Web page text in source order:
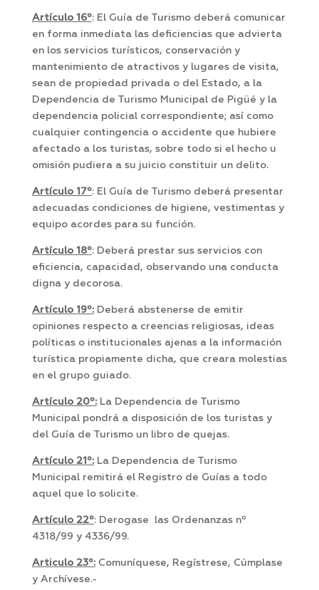
Artículo 16º: El Guía de Turismo deberá comunicar
en forma inmediata las deficiencias que advierta
en los servicios turísticos, conservación y
mantenimiento de atractivos y lugares de visita,
sean de propiedad privada o del Estado, a la
Dependencia de Turismo Municipal de Pigüé y la
dependencia policial correspondiente; así como
cualquier contingencia o accidente que hubiere
afectado a los turistas, sobre todo si el hecho u
omisión pudiera a su juicio constituir un delito.
Artículo 17º: El Guía de Turismo deberá presentar
adecuadas condiciones de higiene, vestimentas y
equipo acordes para su función.
Artículo 18º: Deberá prestar sus servicios con
eficiencia, capacidad, observando una conducta
digna y decorosa.
Artículo 19º:Deberá abstenerse de emitir
opiniones respecto a creencias religiosas, ideas
políticas o institucionales ajenas a la información
turística propiamente dicha, que creara molestias
en el grupo guiado.
Artículo 20º:La Dependencia de Turismo
Municipal pondrá a disposición de los turistas y
del Guía de Turismo un libro de quejas.
Artículo 21º:La Dependencia de Turismo
Municipal remitirá el Registro de Guías a todo
aquel que lo solicite.
Artículo 22º: Derogase las Ordenanzas nº
4318/99 y 4336/99.
Articulo 23º:Comuníquese, Regístrese, Cúmplase
y Archívese.-